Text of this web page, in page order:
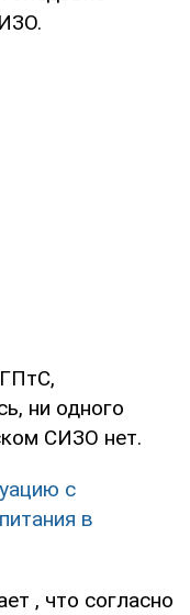
ни одного
СИЗО нет.
с
в
, что согласно